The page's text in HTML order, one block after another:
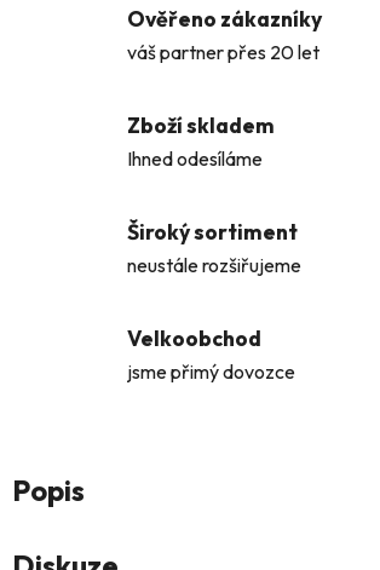
Ověřeno zákazníky
váš partner přes 20 let
Zboží skladem
Ihned odesíláme
Široký sortiment
neustále rozšiřujeme
Velkoobchod
jsme přimý dovozce
Popis